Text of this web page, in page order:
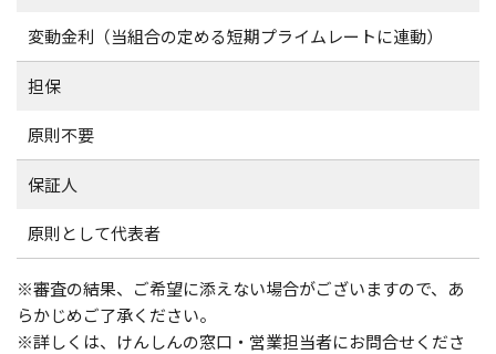
変動金利（当組合の定める短期プライムレートに連動）
担保
原則不要
保証人
原則として代表者
※審査の結果、ご希望に添えない場合がございますので、あ
らかじめご了承ください。
※詳しくは、けんしんの窓口・営業担当者にお問合せくださ